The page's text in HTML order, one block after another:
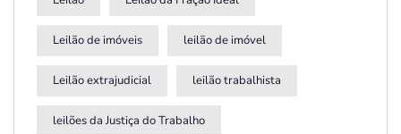
Leilão de imóveis leilão de imóvel
Leilão extrajudicial leilão trabalhista
leilões da Justiça do Trabalho